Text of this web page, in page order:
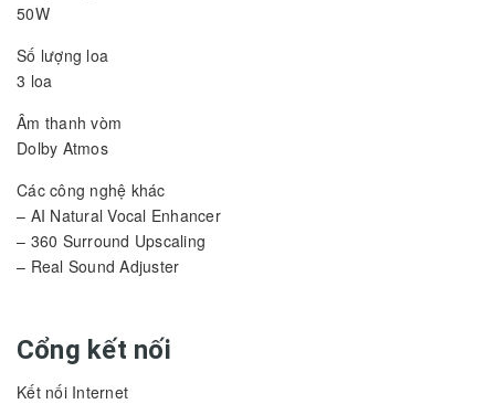
50W
Số lượng loa
3 loa
Âm thanh vòm
Dolby Atmos
Các công nghệ khác
– AI Natural Vocal Enhancer
– 360 Surround Upscaling
– Real Sound Adjuster
Cổng kết nối
Kết nối Internet